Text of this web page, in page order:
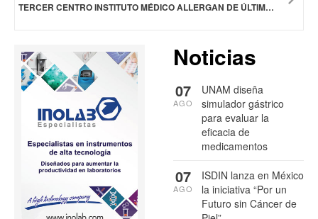
TERCER CENTRO INSTITUTO MÉDICO ALLERGAN DE ÚLTIMA GENERACIÓN ABRE SUS PUERTAS EN TEXAS
Noticias
UNAM diseña
simulador gástrico
para evaluar la
eficacia de
medicamentos
07
AGO
ISDIN lanza en México
la iniciativa “Por un
Futuro sin Cáncer de
07
AGO